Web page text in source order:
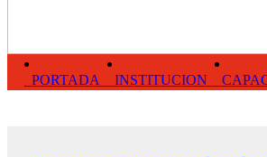
PORTADA INSTITUCION